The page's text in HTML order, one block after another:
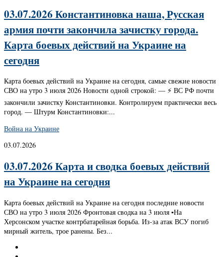
03.07.2026 Константиновка наша, Русская
армия почти закончила зачистку города.
Карта боевых действий на Украине на
сегодня
Карта боевых действий на Украине на сегодня, самые свежие новости
СВО на утро 3 июля 2026 Новости одной строкой: — ⚡️ ВС РФ почти
закончили зачистку Константиновки. Контролируем практически весь
город. — Штурм Константиновки:...
Война на Украине
03.07.2026
03.07.2026 Карта и сводка боевых действий
на Украине на сегодня
Карта боевых действий на Украине на сегодня последние новости
СВО на утро 3 июля 2026 Фронтовая сводка на 3 июля ▪️На
Херсонском участке контрбатарейная борьба. Из-за атак ВСУ погиб
мирный житель, трое ранены. Без...